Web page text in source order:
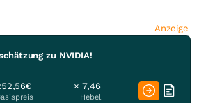
Anzeige
zu NVIDIA!
× 7,46
Hebel